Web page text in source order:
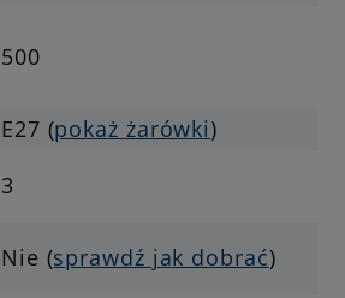
500
E27 (pokaż żarówki)
3
Nie (sprawdź jak dobrać)